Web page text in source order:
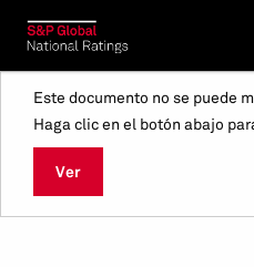
Este documento no se puede
Haga clic en el botón abajo
Ver